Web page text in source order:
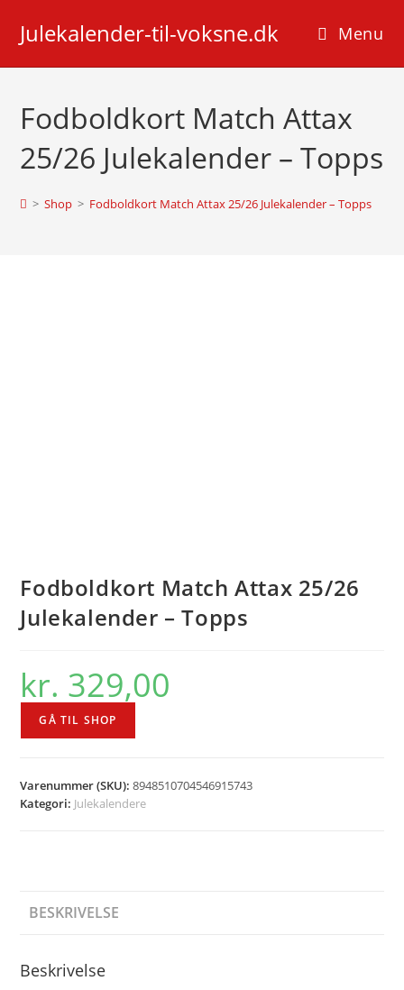
content
Julekalender-til-voksne.dk Menu
Fodboldkort Match Attax
25/26 Julekalender – Topps
> Shop > Fodboldkort Match Attax 25/26 Julekalender – Topps
Fodboldkort Match Attax 25/26
Julekalender – Topps
kr. 329,00
GÅ TIL SHOP
Varenummer (SKU):8948510704546915743
Kategori: Julekalendere
BESKRIVELSE
Beskrivelse